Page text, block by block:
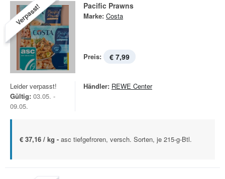
Verpasst! Pacific Prawns
Marke: Costa
Preis: € 7,99
Leider verpasst!
Gültig: 03.05. -
09.05.
Händler: REWE Center
€ 37,16 / kg - asc tiefgefroren, versch. Sorten, je 215-g-Btl.